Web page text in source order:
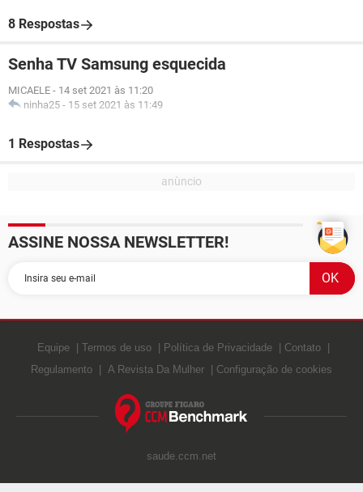
8 Respostas
Senha TV Samsung esquecida
MICAELE - 14 set 2021 às 11:20
ninha25 - 15 set 2021 às 11:49
1 Respostas
ASSINE NOSSA NEWSLETTER!
Equipe Termos de uso Política de Privacidade
Contato
Regulamento
A Revista Da Mulher Configuração de cookies
saude.ccm.net